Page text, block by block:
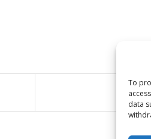
To
data